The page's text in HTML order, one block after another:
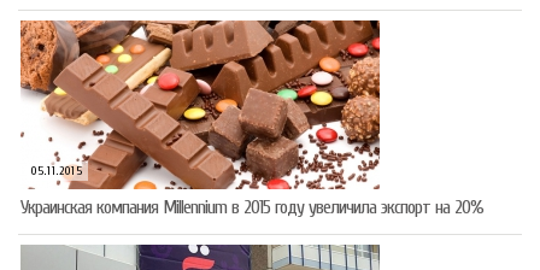
05.11.2015
Украинская компания Millennium в 2015 году увеличила экспорт на 20%